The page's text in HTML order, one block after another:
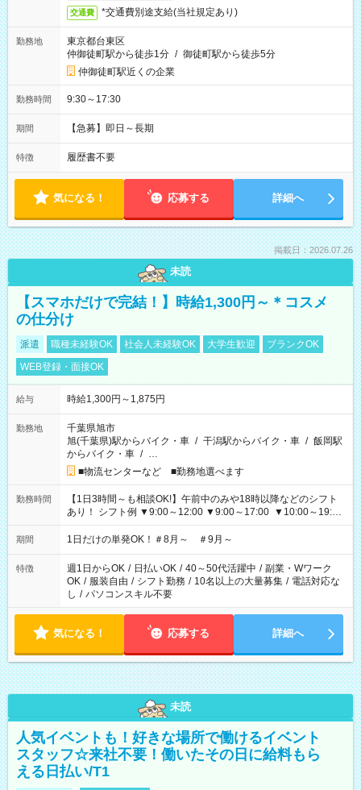
交通費 *交通費別途支給(当社規定あり)
勤務地
東京都台東区
仲御徒町駅から徒歩1分 / 御徒町駅から徒歩5分
仲御徒町駅近くの企業
勤務時間 9:30～17:30
期間 【急募】即日～長期
特徴 履歴書不要
気になる！ 応募する 詳細へ
掲載日：2026.07.26
未読
【スマホだけで完結！】時給1,300円～＊コスメ
の仕分け
派遣 職種未経験OK 社会人未経験OK 大学生歓迎
ブランクOK
WEB登録・面接OK
給与 時給1,300円～1,875円
勤務地
千葉県旭市
旭(千葉県)駅からバイク・車 / 干潟駅からバイク・車 / 飯岡駅
からバイク・車 / …
■物流センターなど ■勤務地選べます
勤務時間
【1日3時間～も相談OK!】午前中のみや18時以降などのシフト
あり！ シフト例 ▼9:00～12:00 ▼9:00～17:00 ▼10:00～19:00
▼18:00～21:00
期間 1日だけの単発OK！＃8月～ ＃9月～
特徴 週1日からOK / 日払いOK / 40～50代活躍中 / 副業・Wワーク
OK / 服装自由 / シフト勤務 / 10名以上の大量募集 / 電話対応な
し / パソコンスキル不要
気になる！ 応募する 詳細へ
未読
人気イベントも！好きな場所で働けるイベント
スタッフ☆来社不要！働いたその日に給料もら
える日払い/T1